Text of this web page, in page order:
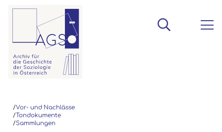
/Vor- und Nachlässe
/Tondokumente
/Sammlungen